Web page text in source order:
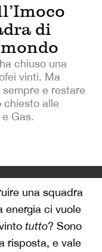
di
chiuso una
vinti. Ma
e restare
chiesto alle
Gas.
una squadra
energia ci vuole
tutto? Sono
risposta, e vale